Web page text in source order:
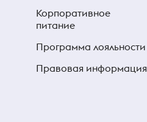
Корпоративное
питание
Программа лояльности
Правовая информация